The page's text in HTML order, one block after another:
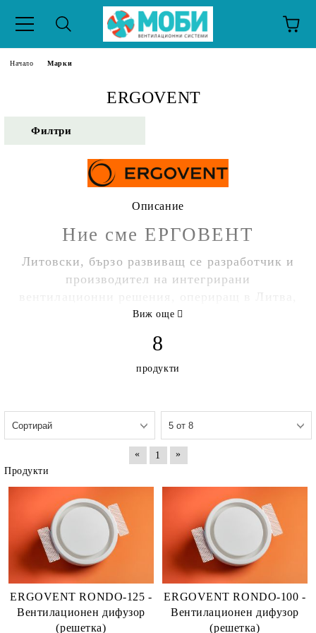
Начало Марки
ERGOVENT
Филтри
Описание
Ние сме ЕРГОВЕНТ
Литовски, бързо развиващ се разработчик и
производител на интегрирани
вентилационни решения, опериращ в Литва,
Северна Европа и изнасящ продукти в
първокласни измазани вентилационни
дифузори RONDO, KVADRO и LINEO PRO
линейни прорези за въздушен поток - като
по този начинсе гарантира функционално и
естетично решение за вентилация, което
органично се вписва в модерния, стилен и
модерен интериори.
Нашите продукти
Усъвършенствахмевградените
вентилационни вентилидо най-малкия
детайл, давайки най-висок приоритет на
качеството, непрекъснатото тестване,
Виж още
8
продукти
« 1
»
Продукти
ERGOVENT RONDO-125 -
Вентилационен дифузор
(решетка)
ERGOVENT RONDO-100 -
Вентилационен дифузор
(решетка)